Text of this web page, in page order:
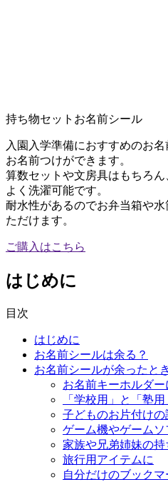
持ち物セットお名前シール
入園入学準備におすすめのお
お名前つけができます。
算数セットや文房具はもちろ
よく洗濯可能です。
耐水性があるのでお弁当箱や
ただけます。
ご購入はこちら
はじめに
目次
はじめに
お名前シールは余る？
お名前シールが余ったと
お名前キーホルダー
「学校用」と「塾
子どものお片付けの
ゲーム機やゲームソ
家族や兄弟姉妹の持
旅行用アイテムに
自分だけのブック